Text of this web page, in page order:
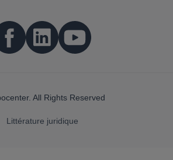
All Rights Reserved
Littérature juridique